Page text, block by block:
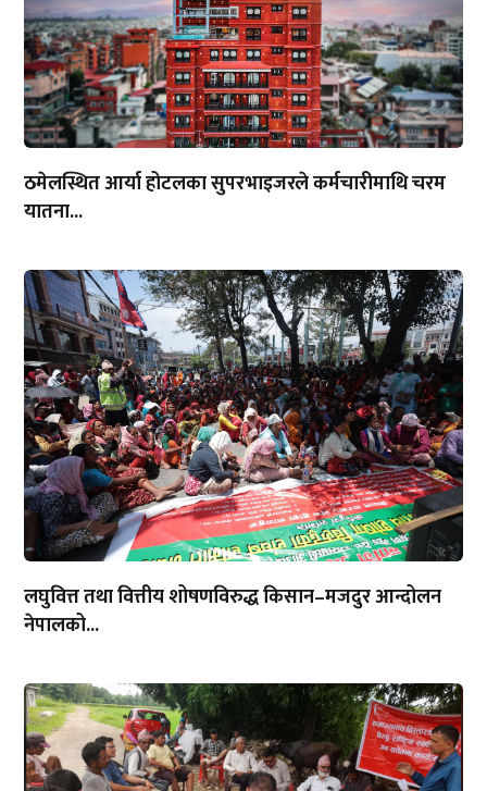
ठमेलस्थित आर्या होटलका सुपरभाइजरले कर्मचारीमाथि चरम
यातना...
लघुवित्त तथा वित्तीय शोषणविरुद्ध किसान–मजदुर आन्दोलन
नेपालको...